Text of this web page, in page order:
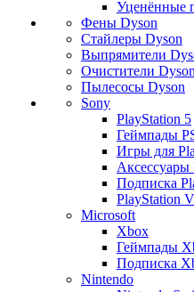
Уценённые
Фены Dyson
Стайлеры Dyson
Выпрямители
Очистители Dyson
Пылесосы Dyson
Sony
PlayStation 5
Геймпады
Игры для
Аксессуары
Подписка
PlayStation
Microsoft
Xbox
Геймпады
Подписка
Nintendo